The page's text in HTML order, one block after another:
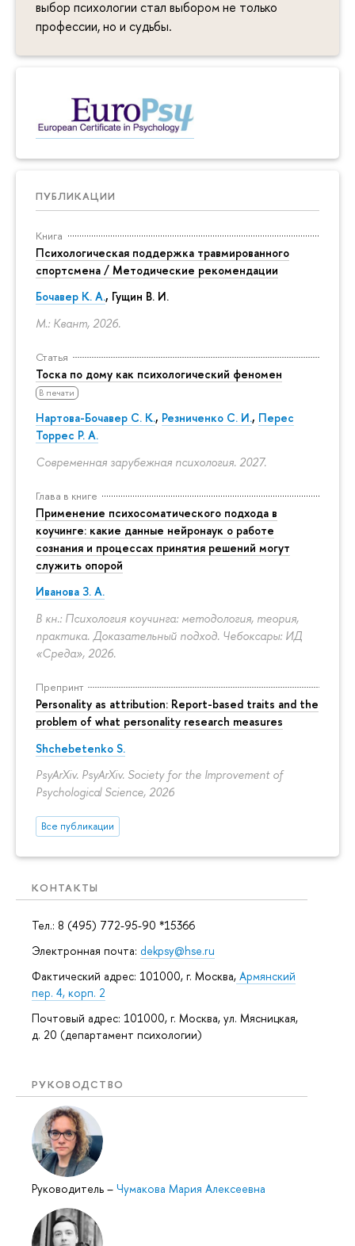
выбор психологии стал выбором не только
профессии, но и судьбы.
ПУБЛИКАЦИИ
Книга
Психологическая поддержка травмированного
спортсмена / Методические рекомендации
Бочавер К. А., Гущин В. И.
М.: Квант, 2026.
Статья
Тоска по дому как психологический феномен
В печати
Нартова-Бочавер С. К., Резниченко С. И., Перес
Торрес Р. А.
Современная зарубежная психология. 2027.
Глава в книге
Применение психосоматического подхода в
коучинге: какие данные нейронаук о работе
сознания и процессах принятия решений могут
служить опорой
Иванова З. А.
В кн.: Психология коучинга: методология, теория,
практика. Доказательный подход. Чебоксары: ИД
«Среда», 2026.
Препринт
Personality as attribution: Report-based traits and the
problem of what personality research measures
Shchebetenko S.
PsyArXiv. PsyArXiv. Society for the Improvement of
Psychological Science, 2026
Все публикации
КОНТАКТЫ
Тел.: 8 (495) 772-95-90 *15366
Электронная почта: dekpsy@hse.ru
Фактический адрес: 101000, г. Москва, Армянский
пер. 4, корп. 2
Почтовый адрес: 101000, г. Москва, ул. Мясницкая,
д. 20 (департамент психологии)
РУКОВОДСТВО
Руководитель – Чумакова Мария Алексеевна